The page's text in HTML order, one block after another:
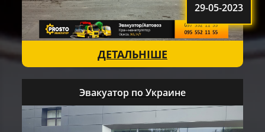
29-05-2023
ДЕТАЛЬНІШЕ
Эвакуатор по Украине